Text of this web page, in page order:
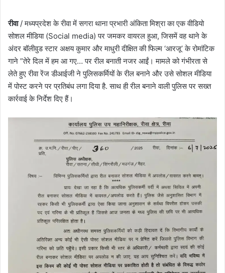
रीवा/ मध्यप्रदेश के रीवा में सगरा थाना प्रभारी अंकिता मिश्रा का एक वीडियो
सोशल मीडिया (Social media) पर जमकर वायरल हुआ, जिसमें वह थाने के
अंदर बॉलीवुड स्टार अक्षय कुमार और माधुरी दीक्षित की फिल्म ‘आरजू’ के रोमांटिक
गाने ”तेरे दिल में हम आ गए… पर रील बनाती नजर आईं। मामले को गंभीरता से
लेते हुए रीवा रेंज डीआईजी ने पुलिसकर्मियों के रील बनाने और उसे सोशल मीडिया
में पोस्ट करने पर प्रतिबंध लगा दिया है. साथ ही रील बनाने वाली पुलिस पर सख्त
कार्रवाई के निर्देश दिए हैं।